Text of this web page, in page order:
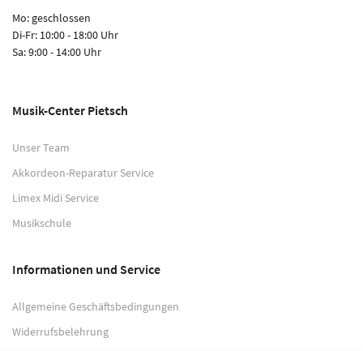
Mo: geschlossen
Di-Fr: 10:00 - 18:00 Uhr
Sa: 9:00 - 14:00 Uhr
Musik-Center Pietsch
Unser Team
Akkordeon-Reparatur Service
Limex Midi Service
Musikschule
Informationen und Service
Allgemeine Geschäftsbedingungen
Widerrufsbelehrung